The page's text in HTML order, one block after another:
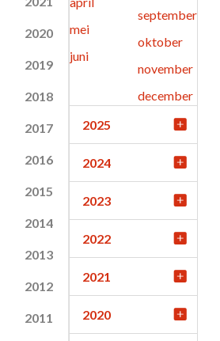
2020
2019
2018
2017
2016
2015
2014
2013
2012
2011
mei
juni
september
oktober
november
december
2025
2024
2023
2022
2021
2020